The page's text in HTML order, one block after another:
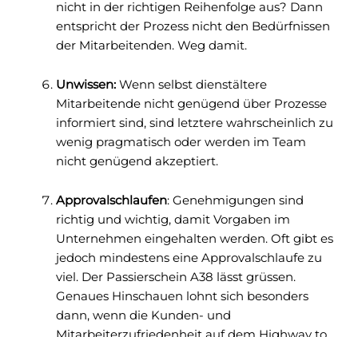
nicht in der richtigen Reihenfolge aus? Dann
entspricht der Prozess nicht den Bedürfnissen
der Mitarbeitenden. Weg damit.
Unwissen: Wenn selbst dienstältere
Mitarbeitende nicht genügend über Prozesse
informiert sind, sind letztere wahrscheinlich zu
wenig pragmatisch oder werden im Team
nicht genügend akzeptiert.
Approvalschlaufen: Genehmigungen sind
richtig und wichtig, damit Vorgaben im
Unternehmen eingehalten werden. Oft gibt es
jedoch mindestens eine Approvalschlaufe zu
viel. Der Passierschein A38 lässt grüssen.
Genaues Hinschauen lohnt sich besonders
dann, wenn die Kunden- und
Mitarbeiterzufriedenheit auf dem Highway to